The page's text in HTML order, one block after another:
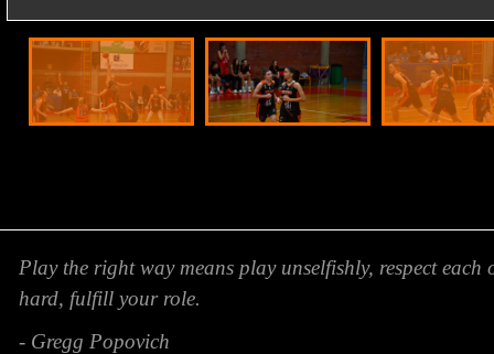
Play the right way means play unselfishly, respect each
hard, fulfill your role.
- Gregg Popovich